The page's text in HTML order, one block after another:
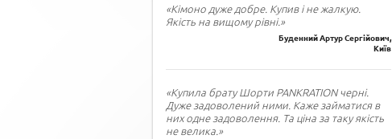
«Кімоно дуже добре. Купив і не жалкую.
Якість на вищому рівні.»
Буденний Артур Сергійович,
Київ
«Купила брату Шорти PANKRATION черні.
Дуже задоволений ними. Каже займатися в
них одне задоволення. Та ціна за таку якість
не велика.»